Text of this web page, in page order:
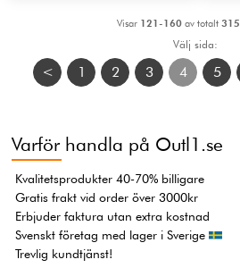
Visar 121-160av totalt 315
Välj sida:
< 1 2 3 4 5
Varför handla på Outl1.se
Kvalitetsprodukter 40-70% billigare
Gratis frakt vid order över 3000kr
Erbjuder faktura utan extra kostnad
Svenskt företag med lager i Sverige
Trevlig kundtjänst!